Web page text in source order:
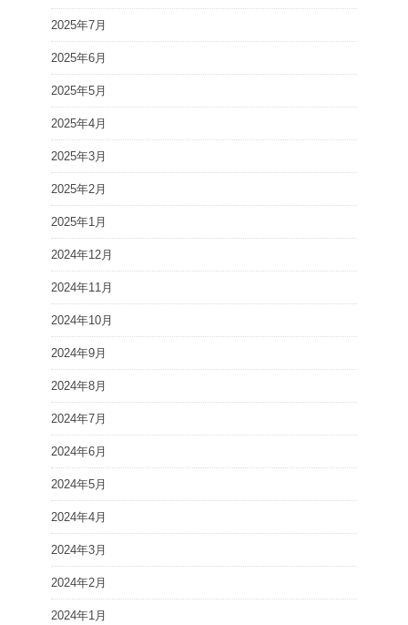
2025年7月
2025年6月
2025年5月
2025年4月
2025年3月
2025年2月
2025年1月
2024年12月
2024年11月
2024年10月
2024年9月
2024年8月
2024年7月
2024年6月
2024年5月
2024年4月
2024年3月
2024年2月
2024年1月